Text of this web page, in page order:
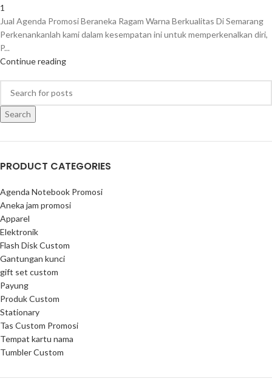
1
Jual Agenda Promosi Beraneka Ragam Warna Berkualitas Di Semarang
Perkenankanlah kami dalam kesempatan ini untuk memperkenalkan diri,
P...
Continue reading
Search
PRODUCT CATEGORIES
Agenda Notebook Promosi
Aneka jam promosi
Apparel
Elektronik
Flash Disk Custom
Gantungan kunci
gift set custom
Payung
Produk Custom
Stationary
Tas Custom Promosi
Tempat kartu nama
Tumbler Custom